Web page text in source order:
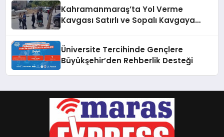
Kahramanmaraş’ta Yol Verme
Kavgası Satırlı ve Sopalı Kavgaya
Üniversite Tercihinde Gençlere
Büyükşehir’den Rehberlik Desteği